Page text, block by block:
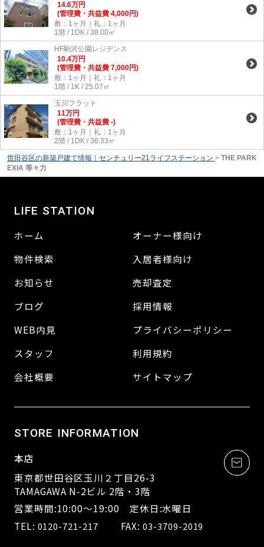
14.6万円
(管理費・共益費 4,000円)
敷：1ヶ月｜礼：1ヶ月
1階 / 1DK / 38.00㎡
HF駒沢公園レジデンス
10.4万円
(管理費・共益費 7,000円)
敷：1ヶ月｜礼：1ヶ月
1階 / 1K / 25.07㎡
玉川フラット
11万円
(管理費・共益費 -)
敷：1ヶ月｜礼：1ヶ月
2階 / 1DK / 36.33㎡
世田谷区の新築戸建て情報｜センチュリー21ライフステーション > THE PARK
EXIA 等々力
LIFE STATION
ホーム
物件検索
お知らせ
ブログ
WEB内見
スタッフ
会社概要
オーナー様向け
入居者様向け
売却査定
採用情報
プライバシーポリシー
利用規約
サイトマップ
STORE INFORMATION
本店
東京都世田谷区玉川２丁目26-3
TAMAGAWA N-2ビル 2階・3階
営業時間:10:00～19:00 定休日:水曜日
TEL: 0120-721-217 FAX:03-3709-2019